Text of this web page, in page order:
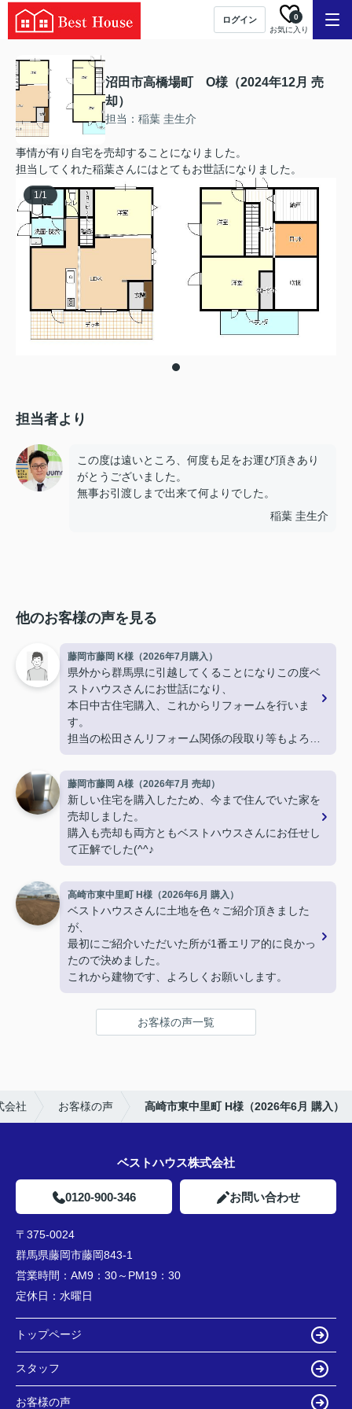
ログイン
お気に入り
0
沼田市高橋場町 O様（2024年12月 売
却）
担当：稲葉 圭生介
事情が有り自宅を売却することになりました。
担当してくれた稲葉さんにはとてもお世話になりました。
1/1
担当者より
この度は遠いところ、何度も足をお運び頂きあり
がとうございました。
無事お引渡しまで出来て何よりでした。
稲葉 圭生介
他のお客様の声を見る
藤岡市藤岡 K様（2026年7月購入）
県外から群馬県に引越してくることになりこの度ベ
ストハウスさんにお世話になり、
本日中古住宅購入、これからリフォームを行いま
す。
担当の松田さんリフォーム関係の段取り等もよろし
藤岡市藤岡 A様（2026年7月 売却）
新しい住宅を購入したため、今まで住んでいた家を
売却しました。
購入も売却も両方ともベストハウスさんにお任せし
て正解でした(^^♪
高崎市東中里町 H様（2026年6月 購入）
ベストハウスさんに土地を色々ご紹介頂きました
が、
最初にご紹介いただいた所が1番エリア的に良かっ
たので決めました。
これから建物です、よろしくお願いします。
お客様の声一覧
会社 お客様の声 高崎市東中里町 H様（2026年6月 購入）
ベストハウス株式会社
0120-900-346 お問い合わせ
〒375-0024
群馬県藤岡市藤岡843-1
営業時間： AM9：30～PM19：30
定休日： 水曜日
トップページ
スタッフ
お客様の声